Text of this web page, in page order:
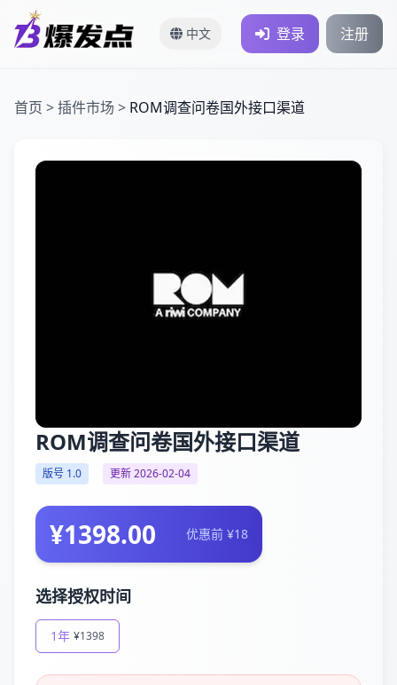
中文 登录 注册
首页 >插件市场 > ROM调查问卷国外接口渠道
ROM调查问卷国外接口渠道
版号 1.0 更新 2026-02-04
¥1398.00 优惠前 ¥18
选择授权时间
1年 ¥1398